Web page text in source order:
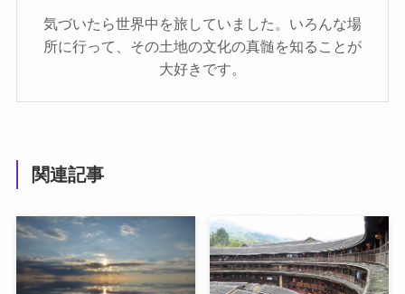
気づいたら世界中を旅していました。いろんな場
所に行って、その土地の文化の真髄を知ることが
大好きです。
関連記事